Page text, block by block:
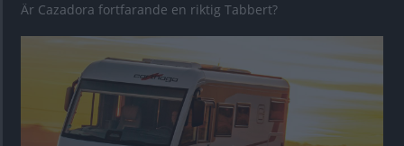
Är Cazadora fortfarande en riktig Tabbert?